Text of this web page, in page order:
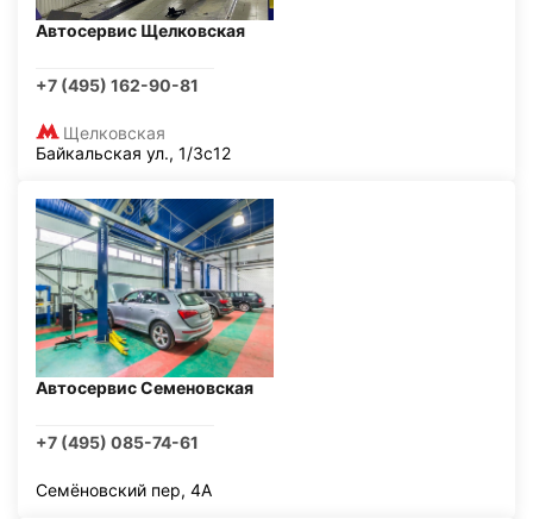
Автосервис Щелковская
+7 (495) 162-90-81
Щелковская
Байкальская ул., 1/3с12
Автосервис Семеновская
+7 (495) 085-74-61
Семёновский пер, 4А